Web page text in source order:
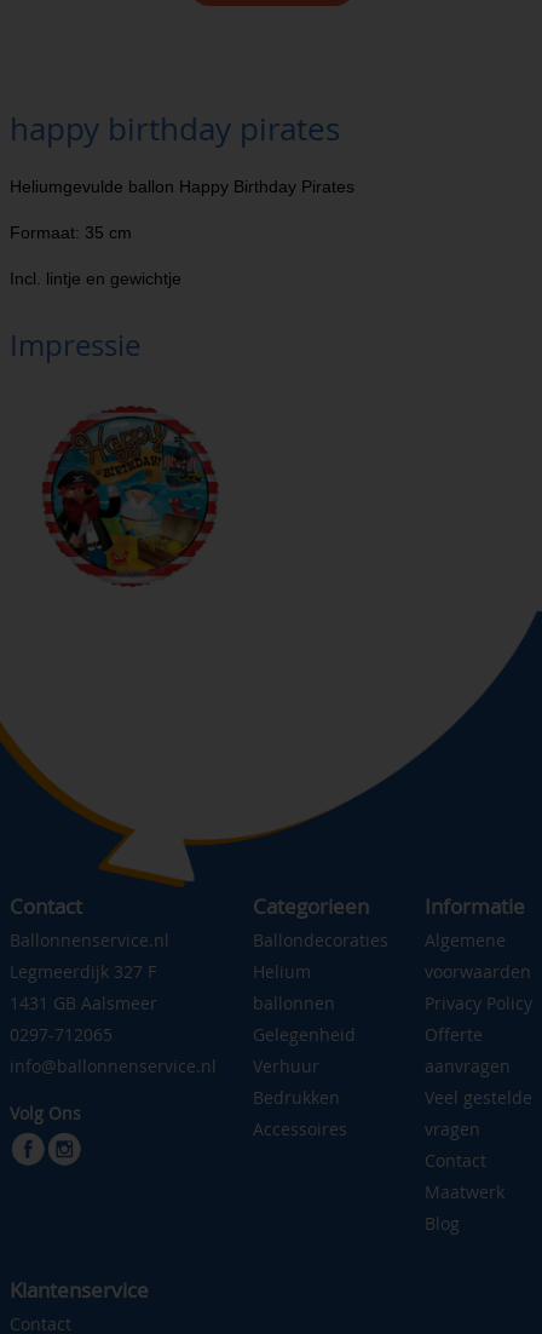
happy birthday pirates
Heliumgevulde ballon Happy Birthday Pirates
Formaat: 35 cm
Incl. lintje en gewichtje
Impressie
Contact
Ballonnenservice.nl
Legmeerdijk 327 F
1431 GB Aalsmeer
0297-712065
info@ballonnenservice.nl
Volg Ons
Categorieen
Ballondecoraties
Helium
ballonnen
Gelegenheid
Verhuur
Bedrukken
Accessoires
Informatie
Algemene
voorwaarden
Privacy Policy
Offerte
aanvragen
Veel gestelde
vragen
Contact
Maatwerk
Blog
Klantenservice
Contact